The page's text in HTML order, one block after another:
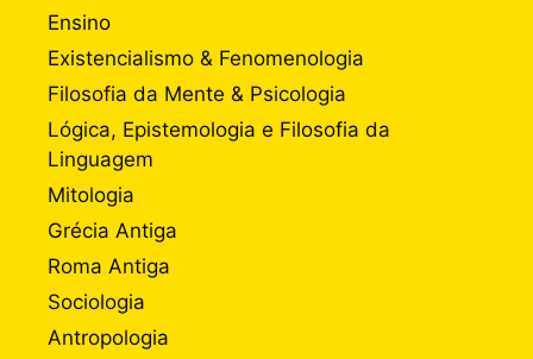
Ensino
Existencialismo & Fenomenologia
Filosofia da Mente & Psicologia
Lógica, Epistemologia e Filosofia da
Linguagem
Mitologia
Grécia Antiga
Roma Antiga
Sociologia
Antropologia